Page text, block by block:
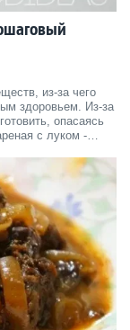
из-за чего
здоровьем. Из-за
опасаясь
с луком -